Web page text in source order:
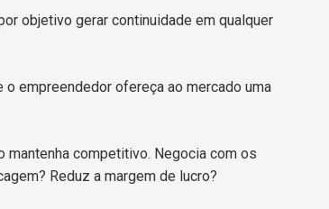
objetivo gerar continuidade em qualquer
empreendedor ofereça ao mercado uma
mantenha competitivo. Negocia com os
Reduz a margem de lucro?